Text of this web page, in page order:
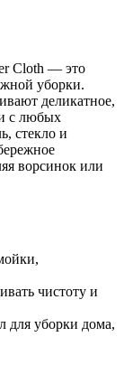
Cloth — это
уборки.
деликатное,
с любых
стекло и
ворсинок или
чистоту и
для уборки дома,